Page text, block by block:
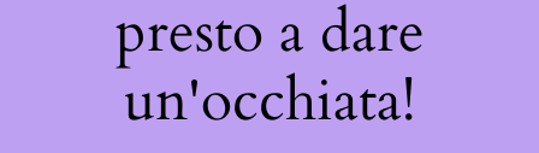
presto a dare
un'occhiata!